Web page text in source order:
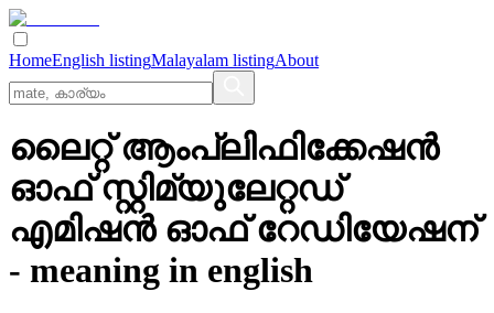
HomeEnglish listingMalayalam listingAbout
ലൈറ്റ്‌ ആംപ്ലിഫിക്കേഷന്‍
ഓഫ്‌ സ്റ്റിമ്യുലേറ്റഡ്‌
എമിഷന്‍ ഓഫ്‌ റേഡിയേഷന്
- meaning in english